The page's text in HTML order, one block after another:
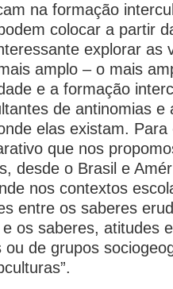
na formação
colocar a partir
explorar as
amplo – o mais
e a formação
de antinomias e
elas existam.
que nos
desde o Brasil e
nos contextos
entre os saberes
os saberes, atitudes
de grupos